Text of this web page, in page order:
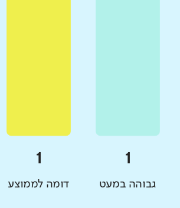
גבוהה במעט דומה לממוצע